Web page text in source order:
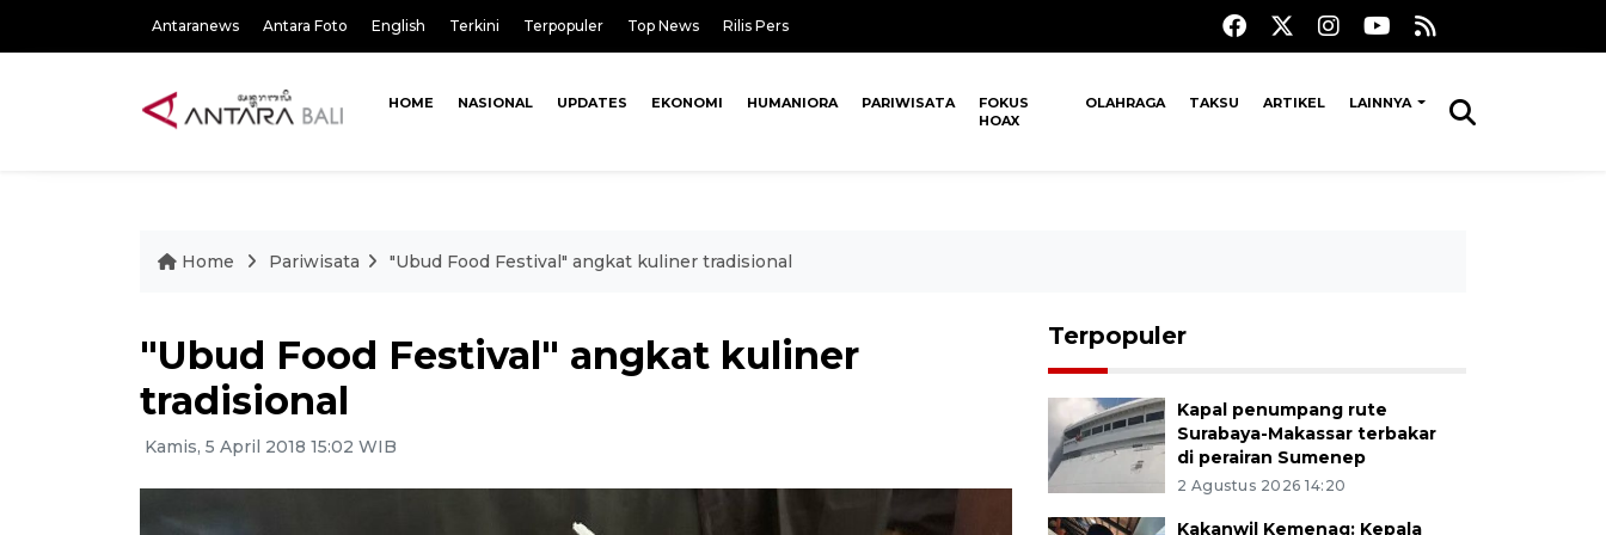
Antaranews Antara Foto English Terkini Terpopuler Top News Rilis Pers
HOME NASIONAL UPDATES EKONOMI HUMANIORA PARIWISATA
FOKUS
HOAX
OLAHRAGA TAKSU ARTIKEL LAINNYA
Home Pariwisata "Ubud Food Festival" angkat kuliner tradisional
"Ubud Food Festival" angkat kuliner
tradisional
Kamis, 5 April 2018 15:02 WIB
Terpopuler
Kapal penumpang rute
Surabaya-Makassar terbakar
di perairan Sumenep
2 Agustus 2026 14:20
Kakanwil Kemenag: Kepala